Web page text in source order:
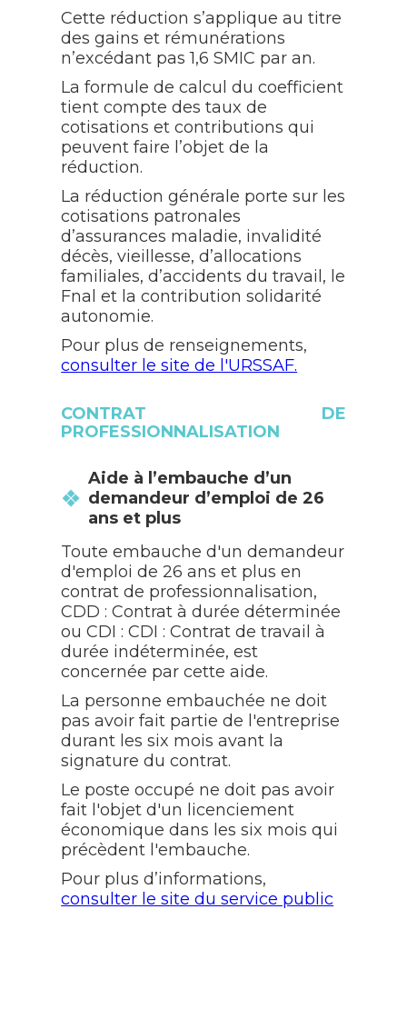
Cette réduction s’applique au titre
des gains et rémunérations
n’excédant pas 1,6 SMIC par an.
La formule de calcul du coefficient
tient compte des taux de
cotisations et contributions qui
peuvent faire l’objet de la
réduction.
La réduction générale porte sur les
cotisations patronales
d’assurances maladie, invalidité
décès, vieillesse, d’allocations
familiales, d’accidents du travail, le
Fnal et la contribution solidarité
autonomie.
Pour plus de renseignements,
consulter le site de l'URSSAF.
CONTRAT DE
PROFESSIONNALISATION
Aide à l’embauche d’un
demandeur d’emploi de 26
ans et plus
Toute embauche d'un demandeur
d'emploi de 26 ans et plus en
contrat de professionnalisation,
CDD : Contrat à durée déterminée
ou CDI : CDI : Contrat de travail à
durée indéterminée, est
concernée par cette aide.
La personne embauchée ne doit
pas avoir fait partie de l'entreprise
durant les six mois avant la
signature du contrat.
Le poste occupé ne doit pas avoir
fait l'objet d'un licenciement
économique dans les six mois qui
précèdent l'embauche.
Pour plus d’informations,
consulter le site du service public